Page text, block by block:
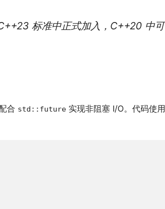
标准中正式加入，C++20 中
合 std::future 实现非阻塞 I/O。代码使